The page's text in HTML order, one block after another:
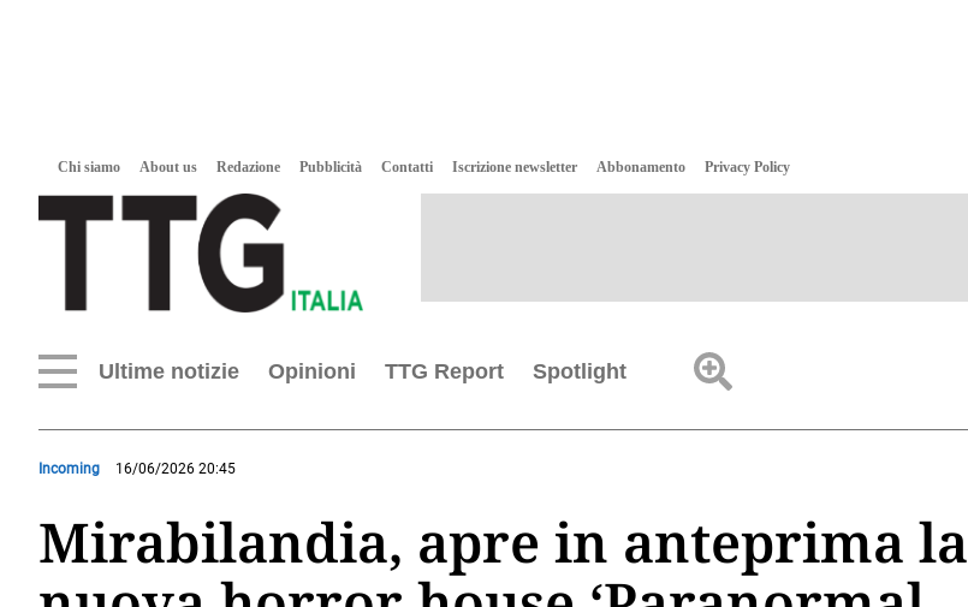
Chi siamo About us Redazione Pubblicità Contatti Iscrizione newsletter Abbonamento Privacy Policy
Ultime notizie Opinioni TTG Report Spotlight
Incoming 16/06/2026 20:45
Mirabilandia, apre in anteprima la